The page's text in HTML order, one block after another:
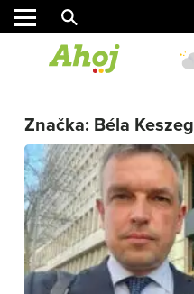
Značka: Béla